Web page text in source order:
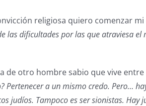
religiosa quiero comenzar
las dificultades por las que atraviesa
de otro hombre sabio que vive
Pertenecer a un mismo credo. Pero…
judíos. Tampoco es ser sionistas.